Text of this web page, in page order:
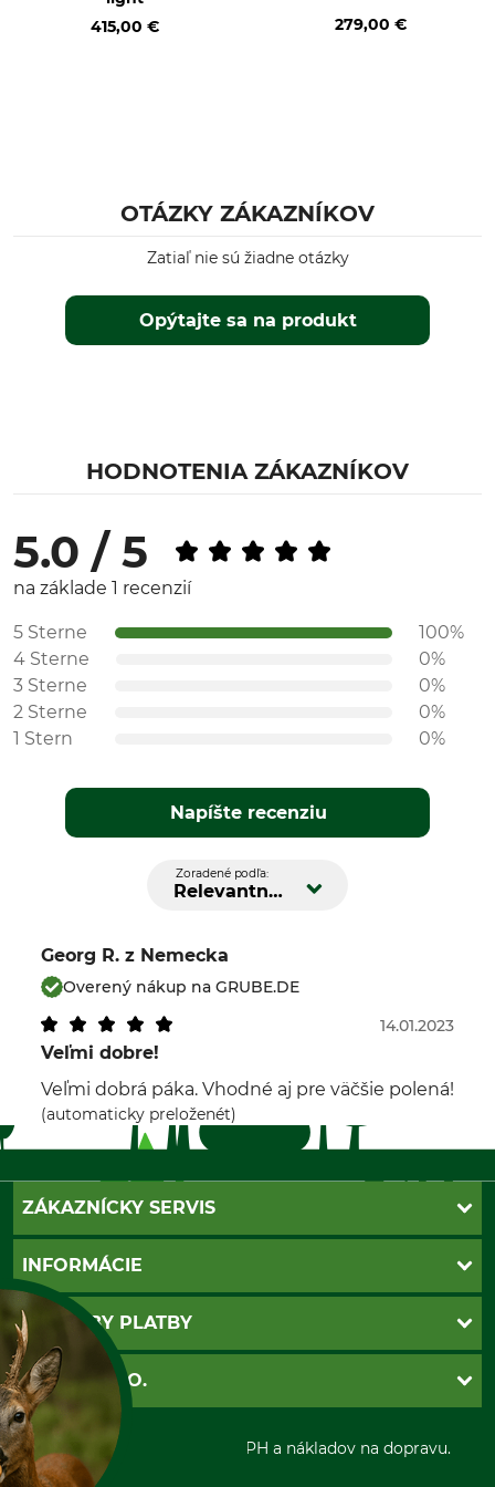
415,00 €
279,00 €
OTÁZKY ZÁKAZNÍKOV
Opýtajte sa na produkt
Zatiaľ nie sú žiadne otázky
HODNOTENIA ZÁKAZNÍKOV
5.0 / 5
na základe 1 recenzií
5 Sterne
100%
4 Sterne
0%
3 Sterne
0%
2 Sterne
0%
1 Stern
0%
Napíšte recenziu
Zoradené podľa:
Relevantnosť
Georg R. z Nemecka
Overený nákup na GRUBE.DE
Veľmi dobre!
14.01.2023
Veľmi dobrá páka. Vhodné aj pre väčšie polená!
(automaticky preloženét)
ZÁKAZNÍCKY SERVIS
Kontakt
Katalógy
Newsletter
Nastavenia súborov cookie
INFORMÁCIE
Povinné údaje
Obchodné podmienky
Ochrana osobnych udajov
Otváracie hodiny
Zrušenie objednávky
SPÔSOBY PLATBY
Dobierka
Platba vopred
Sepa-inkaso
Osobný odber
GRUBE S.R.O.
O nás
Predajňa
Kolektív GRUBE
*Všetky ceny sú vrátane DPH a nákladov na dopravu.